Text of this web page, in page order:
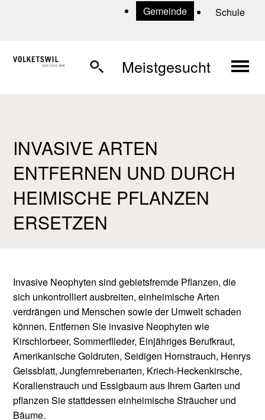
Navigieren in Volketswil
Schnellnavigation Gemeinde Schule
Meistgesucht
INVASIVE ARTEN
ENTFERNEN UND DURCH
HEIMISCHE PFLANZEN
ERSETZEN
Invasive Neophyten sind gebietsfremde Pflanzen, die
sich unkontrolliert ausbreiten, einheimische Arten
verdrängen und Menschen sowie der Umwelt schaden
können. Entfernen Sie invasive Neophyten wie
Kirschlorbeer, Sommerflieder, Einjähriges Berufkraut,
Amerikanische Goldruten, Seidigen Hornstrauch, Henrys
Geissblatt, Jungfernrebenarten, Kriech-Heckenkirsche,
Korallenstrauch und Essigbaum aus Ihrem Garten und
pflanzen Sie stattdessen einheimische Sträucher und
Bäume.